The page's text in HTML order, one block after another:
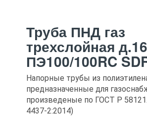
Труба ПНД газ
трехслойная
ПЭ100/100RC
Напорные трубы из
предназначенные для
произведеные по ГОСТ Р
4437-2:2014)